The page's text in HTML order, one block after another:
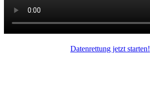
Datenrettung jetzt starten!